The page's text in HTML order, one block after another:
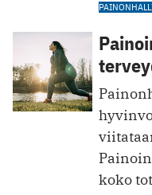
koko